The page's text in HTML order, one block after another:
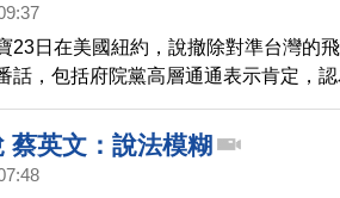
23日在美國紐約，說撤除對準台灣的
話，包括府院黨高層通通表示肯定，
越快越好，不過民進黨陣營則是認為
象，這說法太模糊了。
蔡英文：說法模糊